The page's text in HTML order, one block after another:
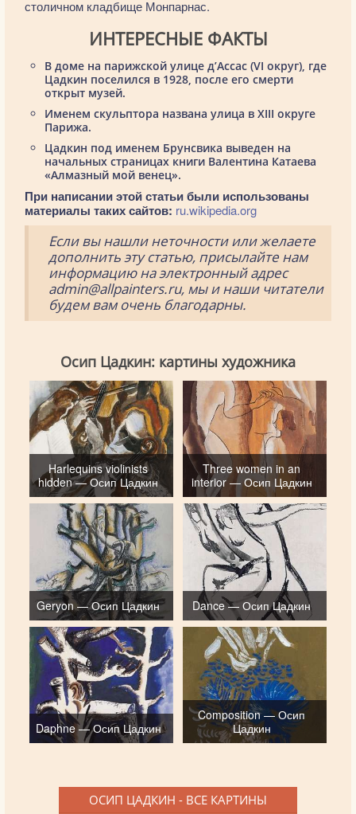
столичном кладбище Монпарнас.
ИНТЕРЕСНЫЕ ФАКТЫ
В доме на парижской улице д’Ассас (VI округ), где
Цадкин поселился в 1928, после его смерти
открыт музей.
Именем скульптора названа улица в XIII округе
Парижа.
Цадкин под именем Брунсвика выведен на
начальных страницах книги Валентина Катаева
«Алмазный мой венец».
При написании этой статьи были использованы
материалы таких сайтов: ru.wikipedia.org
Если вы нашли неточности или желаете
дополнить эту статью, присылайте нам
информацию на электронный адрес
admin@allpainters.ru, мы и наши читатели
будем вам очень благодарны.
Осип Цадкин: картины художника
Harlequins violinists
hidden — Осип Цадкин
Three women in an
interior — Осип Цадкин
Geryon — Осип Цадкин Dance — Осип Цадкин
Daphne — Осип Цадкин
Composition — Осип
Цадкин
ОСИП ЦАДКИН - ВСЕ КАРТИНЫ